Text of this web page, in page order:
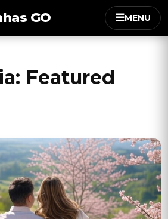
GO ☰MENU
Featured